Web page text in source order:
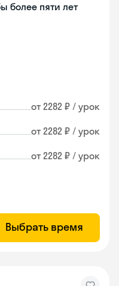
более пяти лет
от 2282 ₽ / урок
от 2282 ₽ / урок
от 2282 ₽ / урок
Выбрать время